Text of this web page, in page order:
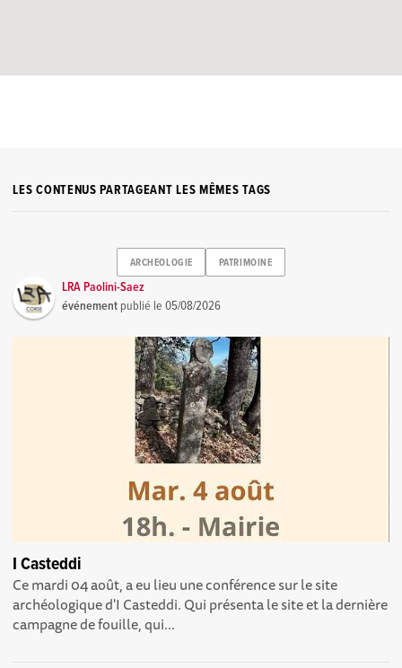
LES CONTENUS PARTAGEANT LES MÊMES TAGS
ARCHEOLOGIE PATRIMOINE
LRA Paolini-Saez
événement publié le05/08/2026
I Casteddi
Ce mardi 04 août, a eu lieu une conférence sur le site
archéologique d'I Casteddi. Qui présenta le site et la dernière
campagne de fouille, qui...